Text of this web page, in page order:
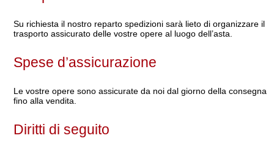
Su richiesta il nostro reparto spedizioni sarà lieto di organizzare il
trasporto assicurato delle vostre opere al luogo dell’asta.
Spese d’assicurazione
Le vostre opere sono assicurate da noi dal giorno della consegna
fino alla vendita.
Diritti di seguito